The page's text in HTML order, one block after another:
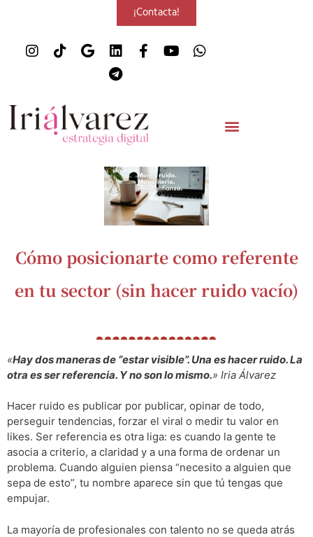
¡Contacta!
Cómo posicionarte como referente
en tu sector (sin hacer ruido vacío)
«Hay dos maneras de “estar visible”. Una es hacer ruido. La
otra es ser referencia. Y no son lo mismo.» Iria Álvarez
Hacer ruido es publicar por publicar, opinar de todo,
perseguir tendencias, forzar el viral o medir tu valor en
likes. Ser referencia es otra liga: es cuando la gente te
asocia a criterio, a claridad y a una forma de ordenar un
problema. Cuando alguien piensa “necesito a alguien que
sepa de esto”, tu nombre aparece sin que tú tengas que
empujar.
La mayoría de profesionales con talento no se queda atrás